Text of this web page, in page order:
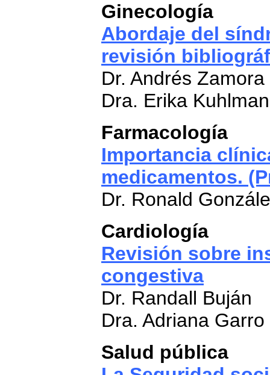
Ginecología
Abordaje del
revisión
Dr. Andrés Zamora
Dra. Erika
Farmacología
Importancia
medicamentos.
Dr. Ronald
Cardiología
Revisión sobre
congestiva
Dr. Randall Buján
Dra. Adriana Garro
Salud pública